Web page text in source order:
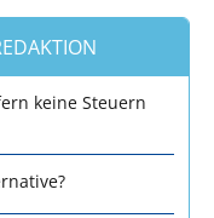
keine Steuern